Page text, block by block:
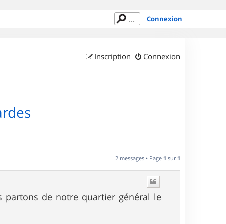
Connexion
Connexion
Inscription
2 messages • Page 1 sur 1
partons de notre quartier général le